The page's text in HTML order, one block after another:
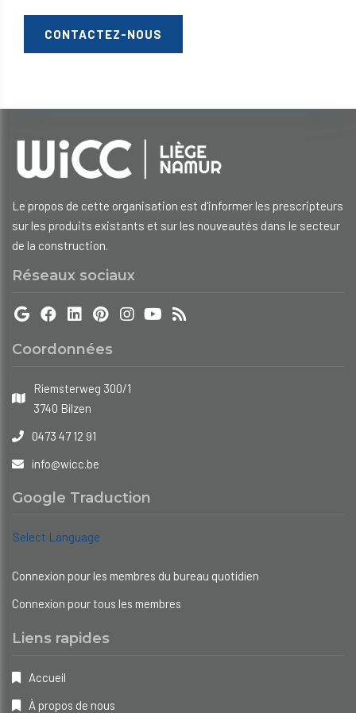
CONTACTEZ-NOUS
Le propos de cette organisation est d'informer les prescripteurs
sur les produits existants et sur les nouveautés dans le secteur
de la construction.
Réseaux sociaux
Coordonnées
Riemsterweg 300/1
3740 Bilzen
0473 47 12 91
info@wicc.be
Google Traduction
Select Language
Connexion pour les membres du bureau quotidien
Connexion pour tous les membres
Liens rapides
Accueil
À propos de nous